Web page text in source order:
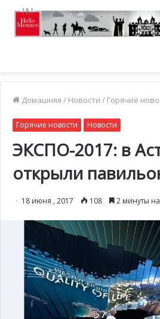
Домашняя / Новости / Горячие
Горячие новости Новости
ЭКСПО-2017: в
открыли
18 июня , 2017 108 2 минуты